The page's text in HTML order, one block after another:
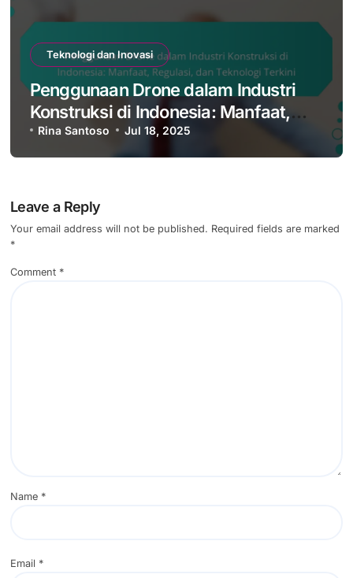
Teknologi dan Inovasi
Penggunaan Drone dalam Industri
Konstruksi di Indonesia: Manfaat,
Regulasi, dan Teknologi Terkini
Rina Santoso Jul 18, 2025
Leave a Reply
Your email address will not be published. Required fields are marked
*
Comment *
Name *
Email *